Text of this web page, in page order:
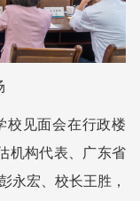
校见面会在行政楼
机构代表、广东省
永宏、校长王胜，